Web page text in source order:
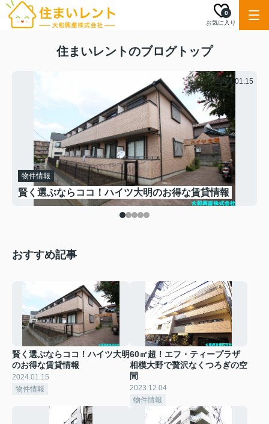
お気に入り
0
住まいレントのブログトップ
2024.01.15
物件情報
賢く選ぶならココ！ハイツ大明のお得な賃貸情報
おすすめ記事
賢く選ぶならココ！ハイツ大明
のお得な賃貸情報
2024.01.15
物件情報
60㎡超！エフ・ティープラザ
相模大野で贅沢なくつろぎの空
間
2023.12.04
物件情報